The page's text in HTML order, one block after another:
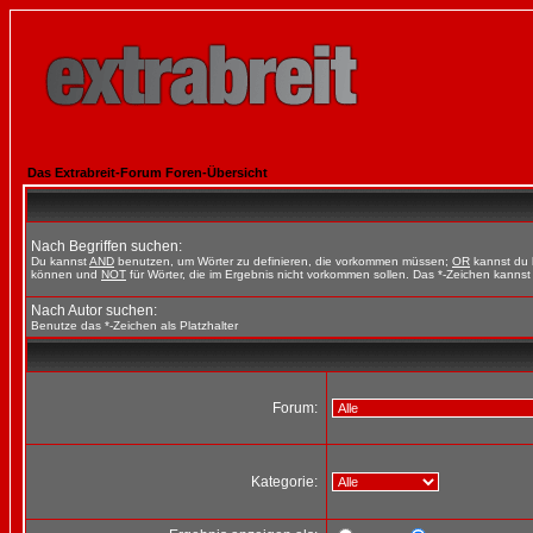
Das Extrabreit-Forum Foren-Übersicht
Nach Begriffen suchen:
Du kannstAND benutzen, um Wörter zu definieren, die vorkommen müssen; OR kannst du
können und NOT für Wörter, die im Ergebnis nicht vorkommen sollen. Das *-Zeichen
Nach Autor suchen:
Benutze das *-Zeichen als Platzhalter
Forum:
Kategorie: